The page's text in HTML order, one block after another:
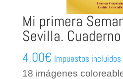
Mi primera
Sevilla.
4,00€ Impuestos incluidos
18 imágenes